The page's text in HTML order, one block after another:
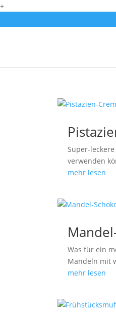
+
Super-
verwenden
mehr lesen
Was für ein
Mandeln mit
mehr lesen